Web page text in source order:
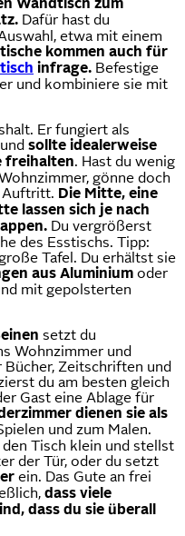
Wandtisch zum
Dafür hast du
etwa mit einem
kommen auch für
infrage. Befestige
und kombiniere sie mit
Er fungiert als
sollte idealerweise
freihalten. Hast du wenig
gönne doch
Auftritt. Die Mitte, eine
lassen sich je nach
Du vergrößerst
des Esstischs. Tipp:
Tafel. Du erhältst sie
aus Aluminium oder
mit gepolsterten
setzt du
Wohnzimmer und
Bücher, Zeitschriften und
du am besten gleich
Gast eine Ablage für
dienen sie als
und zum Malen.
Tisch klein und stellst
der Tür, oder du setzt
ein. Das Gute an frei
dass viele
dass du sie überall